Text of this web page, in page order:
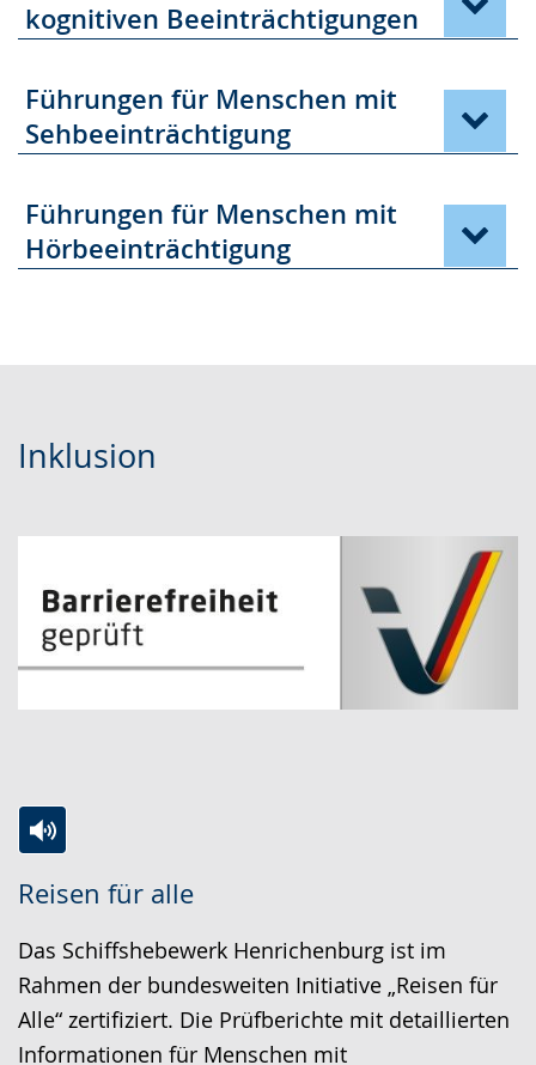
angezeigt.
kognitiven Beeinträchtigungen
Führungen für Menschen mit
Sehbeeinträchtigung
Führungen für Menschen mit
Hörbeeinträchtigung
Inklusion
Reisen für alle
Leichten
Sprache
wechseln.
Audio-
Unterstützung.
Video
in
Deutscher
Gebärdensprache
wird
Das Schiffshebewerk Henrichenburg ist im
Rahmen der bundesweiten Initiative „Reisen für
Alle“ zertifiziert. Die Prüfberichte mit detaillierten
Informationen für Menschen mit